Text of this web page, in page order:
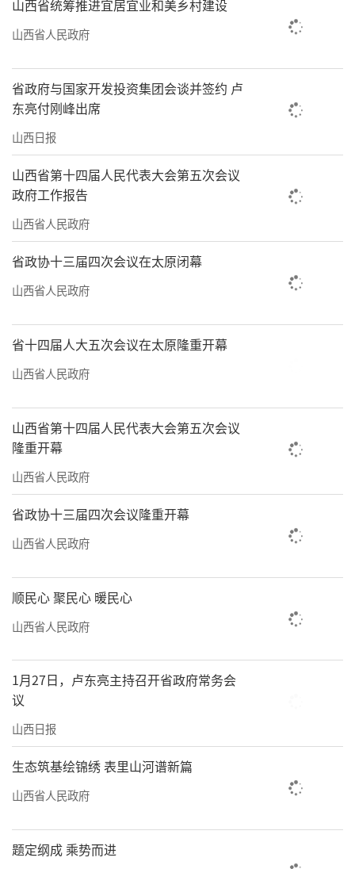
山西省统筹推进宜居宜业和美乡村建设
山西省人民政府
省政府与国家开发投资集团会谈并签约 卢
东亮付刚峰出席
山西日报
山西省第十四届人民代表大会第五次会议
政府工作报告
山西省人民政府
省政协十三届四次会议在太原闭幕
山西省人民政府
省十四届人大五次会议在太原隆重开幕
山西省人民政府
山西省第十四届人民代表大会第五次会议
隆重开幕
山西省人民政府
省政协十三届四次会议隆重开幕
山西省人民政府
顺民心 聚民心 暖民心
山西省人民政府
1月27日，卢东亮主持召开省政府常务会
议
山西日报
生态筑基绘锦绣 表里山河谱新篇
山西省人民政府
题定纲成 乘势而进